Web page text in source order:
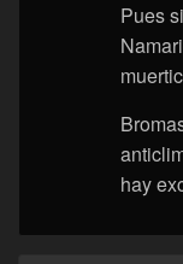
Pues
hay